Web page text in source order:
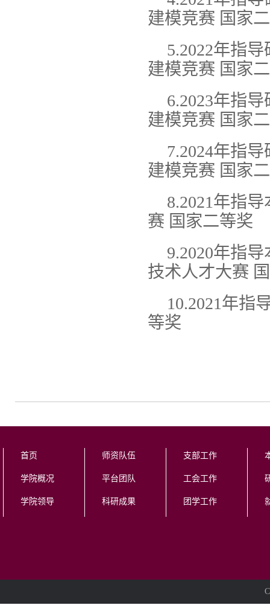
建模竞赛 国家
5.2022年指
建模竞赛 国家
6.2023年指
建模竞赛 国家
7.2024年指
建模竞赛 国家
8.2021年指
赛 国家二等奖
9.2020年指
技术人才大赛
10.2021年指
等奖
首页
学院概况
学院领导
师资队伍
平台团队
科研成果
支部工作
工会工作
团学工作